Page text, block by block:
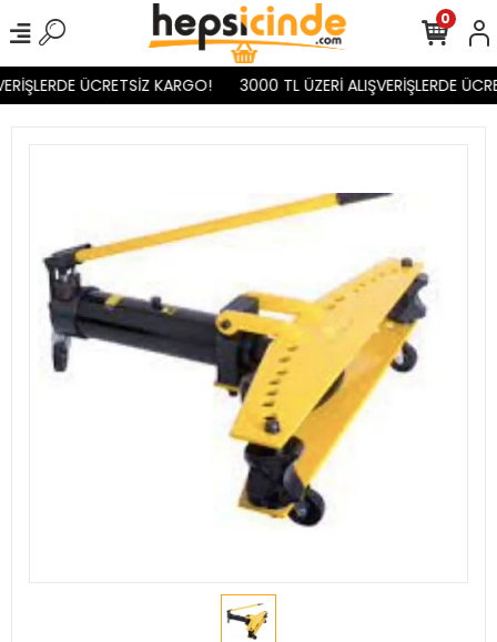
ÜCRETSİZ KARGO! 3000 TL ÜZERİ ALIŞVERİŞLERDE
0